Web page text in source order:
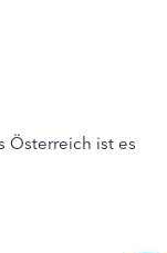
Österreich ist es